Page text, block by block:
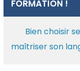
FORMATION !
Bien choisir
maîtriser son